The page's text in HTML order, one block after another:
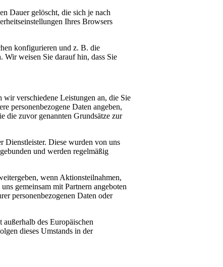
Dauer gelöscht, die sich je nach
Ihres Browsers
konfigurieren und z. B. die
weisen Sie darauf hin, dass Sie
verschiedene Leistungen an, die Sie
personenbezogene Daten angeben,
die zuvor genannten Grundsätze zur
Dienstleister. Diese wurden von uns
und werden regelmäßig
wenn Aktionsteilnahmen,
gemeinsam mit Partnern angeboten
personenbezogenen Daten oder
des Europäischen
dieses Umstands in der